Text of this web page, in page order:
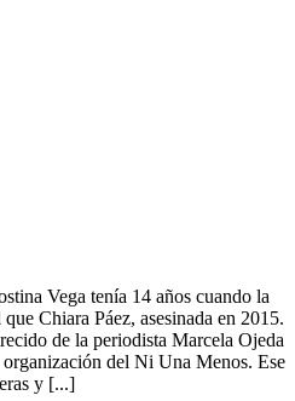
Vega tenía 14 años cuando la
Chiara Páez, asesinada en 2015.
de la periodista Marcela Ojeda
del Ni Una Menos. Ese
y [...]